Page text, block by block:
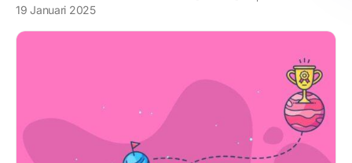
19 Januari 2025